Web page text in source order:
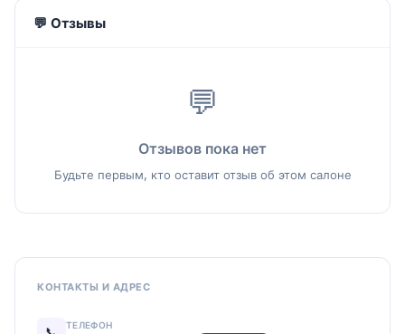
💬 Отзывы
💬
Отзывов пока нет
Будьте первым, кто оставит отзыв об этом салоне
КОНТАКТЫ И АДРЕС
ТЕЛЕФОН